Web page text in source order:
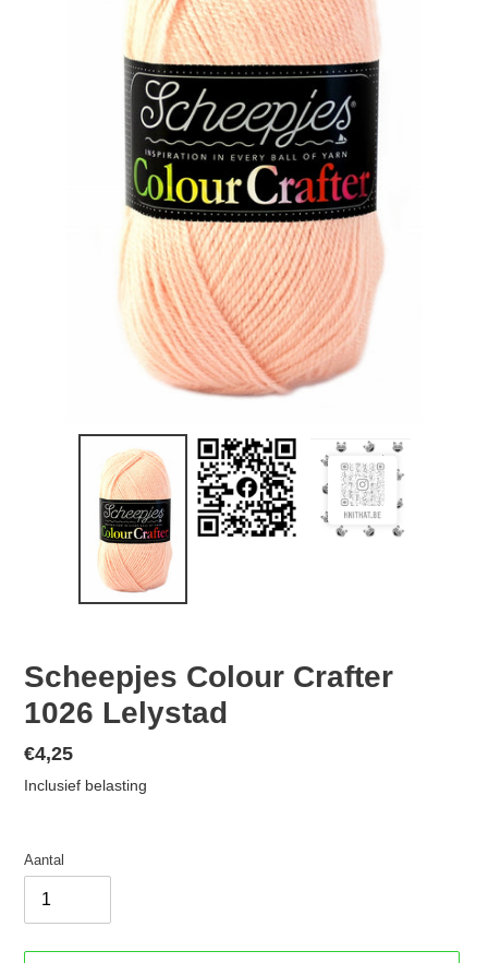
Scheepjes Colour Crafter
1026 Lelystad
Normale
prijs
€4,25
Inclusief belasting
Aantal